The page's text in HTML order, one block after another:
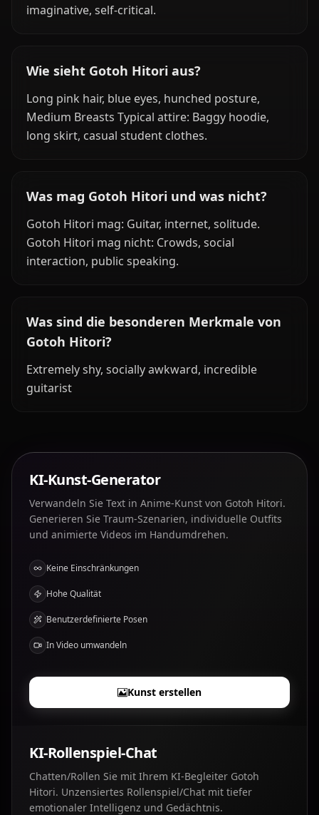
imaginative, self-critical.
Wie sieht Gotoh Hitori aus?
Long pink hair, blue eyes, hunched posture,
Medium Breasts Typical attire: Baggy hoodie,
long skirt, casual student clothes.
Was mag Gotoh Hitori und was nicht?
Gotoh Hitori mag: Guitar, internet, solitude.
Gotoh Hitori mag nicht: Crowds, social
interaction, public speaking.
Was sind die besonderen Merkmale von
Gotoh Hitori?
Extremely shy, socially awkward, incredible
guitarist
KI-Kunst-Generator
Verwandeln Sie Text in Anime-Kunst von Gotoh Hitori.
Generieren Sie Traum-Szenarien, individuelle Outfits
und animierte Videos im Handumdrehen.
Keine Einschränkungen
Hohe Qualität
Benutzerdefinierte Posen
In Video umwandeln
Kunst erstellen
KI-Rollenspiel-Chat
Chatten/Rollen Sie mit Ihrem KI-Begleiter Gotoh
Hitori. Unzensiertes Rollenspiel/Chat mit tiefer
emotionaler Intelligenz und Gedächtnis.